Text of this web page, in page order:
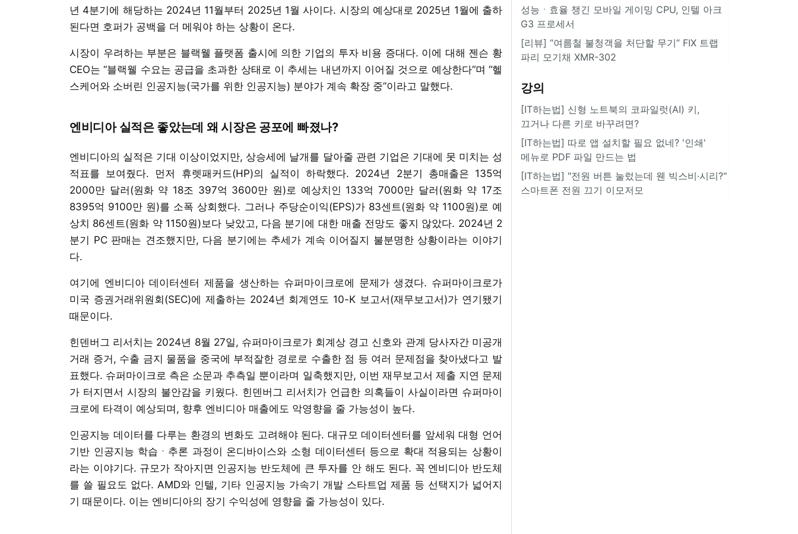
년 4분기에 해당하는 2024년 11월부터 2025년 1월 사이다. 시장의 예상대로 2025년 1월에 출하
된다면 호퍼가 공백을 더 메워야 하는 상황이 온다.
시장이 우려하는 부분은 블랙웰 플랫폼 출시에 의한 기업의 투자 비용 증대다. 이에 대해 젠슨 황
CEO는 “블랙웰 수요는 공급을 초과한 상태로 이 추세는 내년까지 이어질 것으로 예상한다”며 “헬
스케어와 소버린 인공지능(국가를 위한 인공지능) 분야가 계속 확장 중”이라고 말했다.
엔비디아 실적은 좋았는데 왜 시장은 공포에 빠졌나?
엔비디아의 실적은 기대 이상이었지만, 상승세에 날개를 달아줄 관련 기업은 기대에 못 미치는 성
적표를 보여줬다. 먼저 휴렛패커드(HP)의 실적이 하락했다. 2024년 2분기 총매출은 135억
2000만 달러(원화 약 18조 397억 3600만 원)로 예상치인 133억 7000만 달러(원화 약 17조
8395억 9100만 원)를 소폭 상회했다. 그러나 주당순이익(EPS)가 83센트(원화 약 1100원)로 예
상치 86센트(원화 약 1150원)보다 낮았고, 다음 분기에 대한 매출 전망도 좋지 않았다. 2024년 2
분기 PC 판매는 견조했지만, 다음 분기에는 추세가 계속 이어질지 불분명한 상황이라는 이야기
다.
여기에 엔비디아 데이터센터 제품을 생산하는 슈퍼마이크로에 문제가 생겼다. 슈퍼마이크로가
미국 증권거래위원회(SEC)에 제출하는 2024년 회계연도 10-K 보고서(재무보고서)가 연기됐기
때문이다.
힌덴버그 리서치는 2024년 8월 27일, 슈퍼마이크로가 회계상 경고 신호와 관계 당사자간 미공개
거래 증거, 수출 금지 물품을 중국에 부적잘한 경로로 수출한 점 등 여러 문제점을 찾아냈다고 발
표했다. 슈퍼마이크로 측은 소문과 추측일 뿐이라며 일축했지만, 이번 재무보고서 제출 지연 문제
가 터지면서 시장의 불안감을 키웠다. 힌덴버그 리서치가 언급한 의혹들이 사실이라면 슈퍼마이
크로에 타격이 예상되며, 향후 엔비디아 매출에도 악영향을 줄 가능성이 높다.
인공지능 데이터를 다루는 환경의 변화도 고려해야 된다. 대규모 데이터센터를 앞세워 대형 언어
기반 인공지능 학습ㆍ추론 과정이 온디바이스와 소형 데이터센터 등으로 확대 적용되는 상황이
라는 이야기다. 규모가 작아지면 인공지능 반도체에 큰 투자를 안 해도 된다. 꼭 엔비디아 반도체
를 쓸 필요도 없다. AMD와 인텔, 기타 인공지능 가속기 개발 스타트업 제품 등 선택지가 넓어지
기 때문이다. 이는 엔비디아의 장기 수익성에 영향을 줄 가능성이 있다.
성능ㆍ효율 챙긴 모바일 게이밍 CPU, 인텔 아크
G3 프로세서
[리뷰] “여름철 불청객을 처단할 무기” FIX 트랩
파리 모기채 XMR-302
강의
[IT하는법] 신형 노트북의 코파일럿(AI) 키,
끄거나 다른 키로 바꾸려면?
[IT하는법] 따로 앱 설치할 필요 없네? '인쇄'
메뉴로 PDF 파일 만드는 법
[IT하는법] "전원 버튼 눌렀는데 웬 빅스비·시리?"
스마트폰 전원 끄기 이모저모